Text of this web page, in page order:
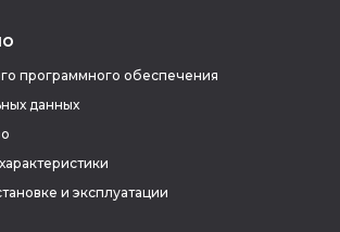
программного обеспечения
данных
и эксплуатации